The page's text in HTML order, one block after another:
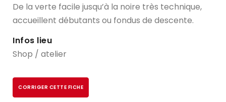
De la verte facile jusqu’à la noire très technique,
accueillent débutants ou fondus de descente.
Infos lieu
Shop / atelier
CORRIGER CETTE FICHE